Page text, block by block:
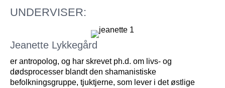
UNDERVISER:
Jeanette Lykkegård
er antropolog, og har skrevet ph.d. om livs- og
dødsprocesser blandt den shamanistiske
befolkningsgruppe, tjuktjerne, som lever i det østlige